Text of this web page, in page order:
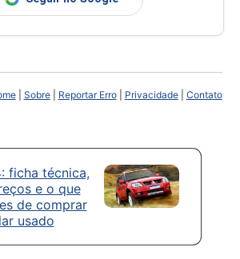
| Sobre| Reportar Erro| Privacidade| Contato
ficha técnica,
e o que
de comprar
usado